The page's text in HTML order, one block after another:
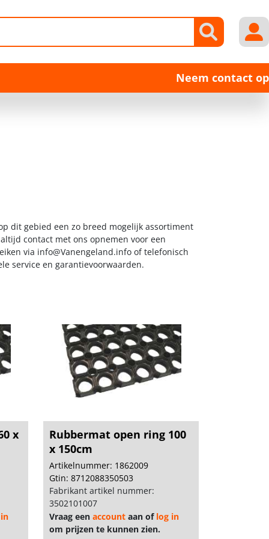
Neem contact op
dit gebied een zo breed mogelijk assortiment
contact met ons opnemen voor een
via info@Vanengeland.infoof telefonisch
service en garantievoorwaarden.
x
Rubbermat open ring 100
x 150cm
Artikelnummer: 1862009
Gtin: 8712088350503
Fabrikant artikel nummer:
3502101007
Vraag eenaccount aan of log in
om prijzen te kunnen zien.